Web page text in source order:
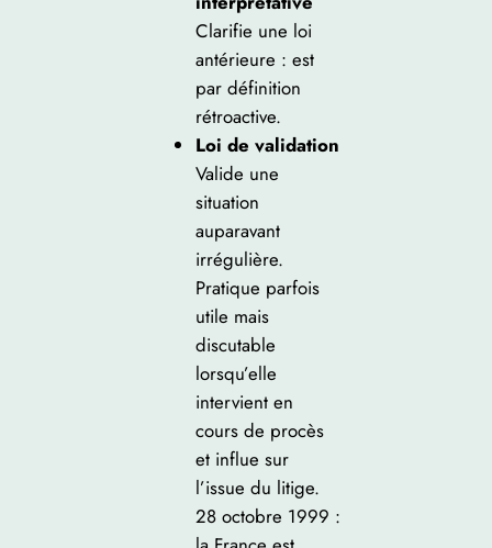
Clarifie une loi
antérieure : est
par définition
rétroactive.
Loi de validation
Valide une
situation
auparavant
irrégulière.
Pratique parfois
utile mais
discutable
lorsqu’elle
intervient en
cours de procès
et influe sur
l’issue du litige.
28 octobre 1999 :